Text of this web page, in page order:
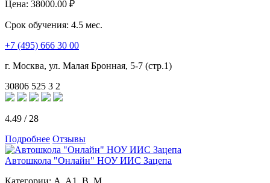
Цена: 38000.00 ₽
Срок обучения: 4.5 мес.
+7 (495) 666 30 00
г. Москва, ул. Малая Бронная, 5-7 (стр.1)
30806 525 3 2
4.49 / 28
Подробнее Отзывы
Автошкола "Онлайн" НОУ ИИС Зацепа
Категории: A, A1, B, M